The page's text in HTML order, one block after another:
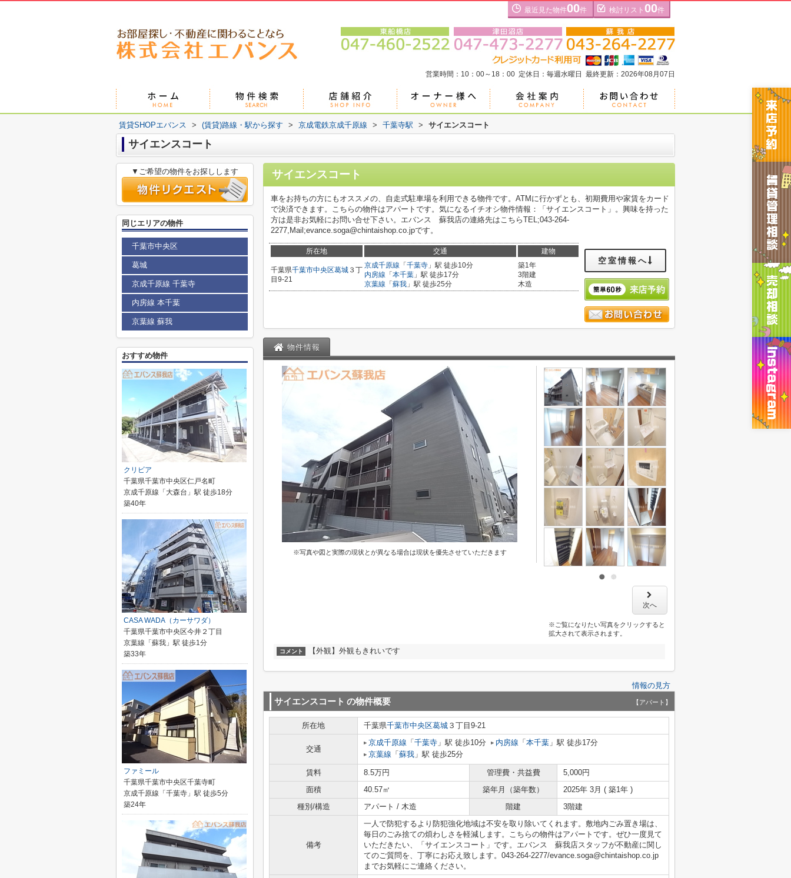
最近見た物件00件 検討リスト 00件
営業時間：10：00～18：00 定休日：毎週水曜日 最終更新：2026年08月07日
賃貸SHOPエバンス > (賃貸)路線・駅から探す > 京成電鉄京成千原線 > 千葉寺駅 > サイエンスコート
サイエンスコート
サイエンスコート
車をお持ちの方にもオススメの、自走式駐車場を利用できる物件です。ATMに行かずとも、初期費用や家賃をカード
で決済できます。こちらの物件はアパートです。気になるイチオシ物件情報：「サイエンスコート」。興味を持った
方は是非お気軽にお問い合せ下さい。エバンス 蘇我店の連絡先はこちらTEL;043-264-
2277,Mail;evance.soga@chintaishop.co.jpです。
所在地 交通 建物
千葉県千葉市中央区葛城 ３丁
目9-21
京成千原線 「 千葉寺 」駅 徒歩10分
内房線 「 本千葉 」駅 徒歩17分
京葉線 「 蘇我 」駅 徒歩25分
築1年
3階建
木造
空室情報へ
物件情報
※写真や図と実際の現状とが異なる場合は現状を優先させていただきます
次へ
※ご覧になりたい写真をクリックすると
拡大されて表示されます。
コメント 【外観】外観もきれいです
情報の見方
サイエンスコート の物件概要 【アパート】
所在地 千葉県千葉市中央区葛城 ３丁目9-21
交通
京成千原線 「 千葉寺 」駅 徒歩10分 内房線 「 本千葉 」駅 徒歩17分
京葉線 「 蘇我 」駅 徒歩25分
賃料 8.5万円 管理費・共益費
5,000円
面積
40.57㎡ 築年月（築年数）
2025年 3月 ( 築1年 )
種別/構造
アパート / 木造 階建 3階建
備考
一人で防犯するより防犯強化地域は不安を取り除いてくれます。敷地内ごみ置き場は、
毎日のごみ捨ての煩わしさを軽減します。こちらの物件はアパートです。ぜひ一度見て
いただきたい、「サイエンスコート」です。エバンス 蘇我店スタッフが不動産に関し
てのご質問を、丁寧にお応え致します。043-264-2277/evance.soga@chintaishop.co.jp
までお気軽にご連絡ください。
▼ご希望の物件をお探しします
同じエリアの物件
千葉市中央区
葛城
京成千原線 千葉寺
内房線 本千葉
京葉線 蘇我
おすすめ物件
クリビア
千葉県千葉市中央区仁戸名町
京成千原線「大森台」駅 徒歩18分
築40年
CASA WADA（カーサワダ）
千葉県千葉市中央区今井２丁目
京葉線「蘇我」駅 徒歩1分
築33年
ファミール
千葉県千葉市中央区千葉寺町
京成千原線「千葉寺」駅 徒歩5分
築24年